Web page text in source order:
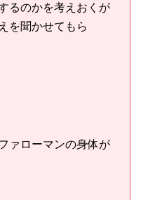
るのかを考えおくが
を聞かせてもら
ァローマンの身体が